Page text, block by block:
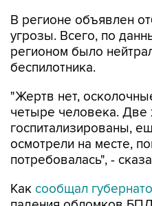
регионом было
беспилотника.
"Жертв нет,
госпитализированы,
осмотрели на месте,
потребовалась", -
Каксообщал
частных домов,